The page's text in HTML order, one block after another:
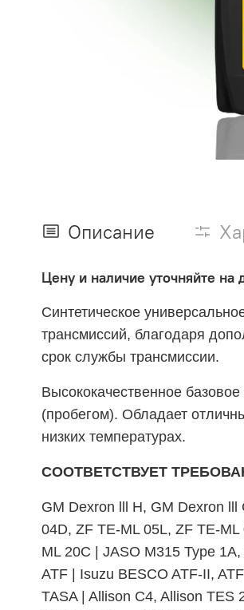
Описание
Цену и наличие уточняйте на
Синтетическое
трансмиссий, благодаря
срок службы трансмиссии.
Высококачественное
(пробегом). Обладает
низких температурах.
СООТВЕТСТВУЕТ
GM Dexron lll H, GM Dexron
04D, ZF TE-ML 05L, ZF TE-
ML 20C | JASO M315 Type
ATF | Isuzu BESCO ATF-II,
TASA | Allison C4, Allison TES